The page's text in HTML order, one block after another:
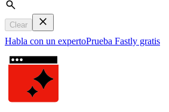
Search
Clear
Habla con un expertoPrueba Fastly gratis